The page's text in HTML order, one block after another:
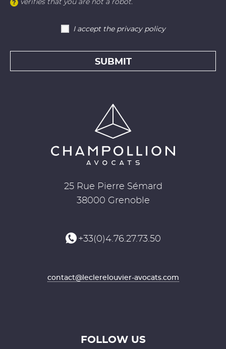
verifies that you are not a robot.
I accept the privacy policy
SUBMIT
25 Rue Pierre Sémard
38000 Grenoble
+33(0)4.76.27.73.50
contact@leclerelouvier-avocats.com
FOLLOW US